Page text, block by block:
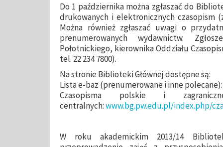
Do 1 października można zgłaszać do
drukowanych i elektronicznych czasopism
Można również zgłaszać uwagi o
prenumerowanych wydawnictw.
Połotnickiego, kierownika Oddziału
tel. 22 234 7800).
Na stronie Biblioteki Głównej dostępne są:
Lista e-baz (prenumerowane i inne
Czasopisma polskie i
centralnych:www.bg.pw.edu.pl/index.php/
W roku akademickim 2013/14